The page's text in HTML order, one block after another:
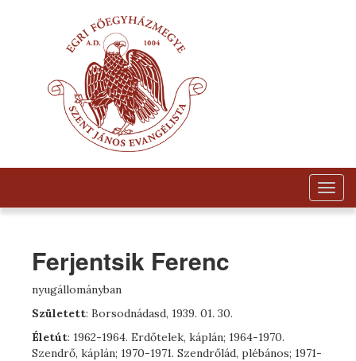
Ferjentsik Ferenc
nyugállományban
Született: Borsodnádasd, 1939. 01. 30.
Életút: 1962-1964. Erdőtelek, káplán; 1964-1970.
Szendrő, káplán; 1970-1971. Szendrőlád, plébános; 1971-